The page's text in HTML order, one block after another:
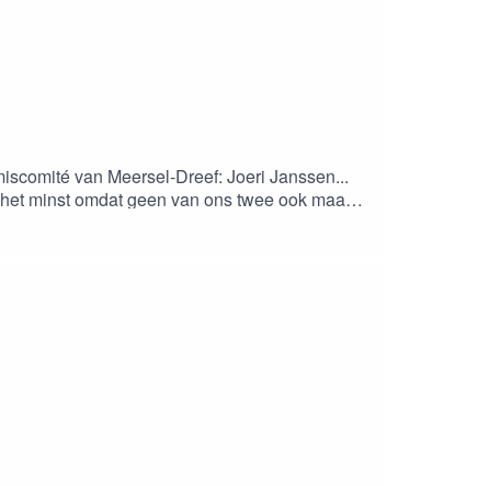
van Meersel-Dreef: Joeri Janssen...
minst omdat geen van ons twee ook maar
door hoe het er daar aan toe gaat!